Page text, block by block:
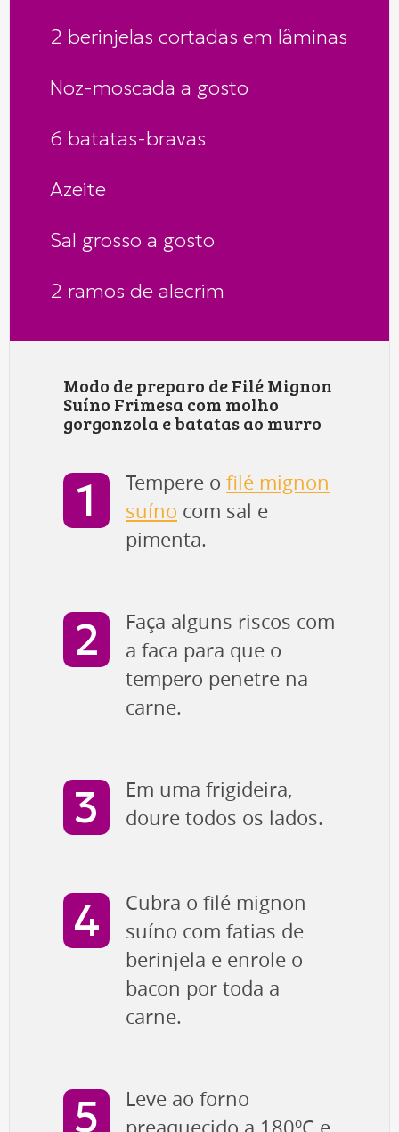
2 berinjelas cortadas em lâminas
Noz-moscada a gosto
6 batatas-bravas
Azeite
Sal grosso a gosto
2 ramos de alecrim
Modo de preparo de Filé Mignon
Suíno Frimesa com molho
gorgonzola e batatas ao murro
Tempere o filé mignon
suíno com sal e
pimenta.
Faça alguns riscos com
a faca para que o
tempero penetre na
carne.
Em uma frigideira,
doure todos os lados.
Cubra o filé mignon
suíno com fatias de
berinjela e enrole o
bacon por toda a
carne.
Leve ao forno